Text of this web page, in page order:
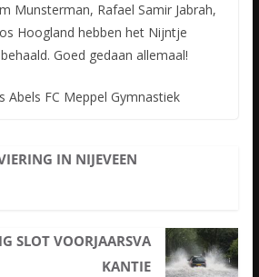
Munsterman, Rafael Samir Jabrah,
Hoogland hebben het Nijntje
Goed gedaan allemaal!
FC Meppel Gymnastiek
IN NIJEVEEN
SLOT VOORJAARSVA
KANTIE